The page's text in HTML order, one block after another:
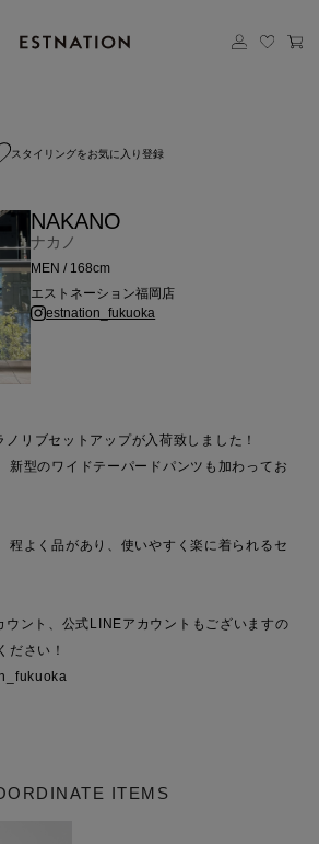
スタイリングをお気に入り登録
NAKANO
ナカノ
MEN / 168cm
エストネーション福岡店
estnation_fukuoka
リブセットアップが入荷致しました！
新型のワイドテーパードパンツも加わってお
程よく品があり、使いやすく楽に着られるセ
ント、公式LINEアカウントもございますの
ださい！
ITEMS